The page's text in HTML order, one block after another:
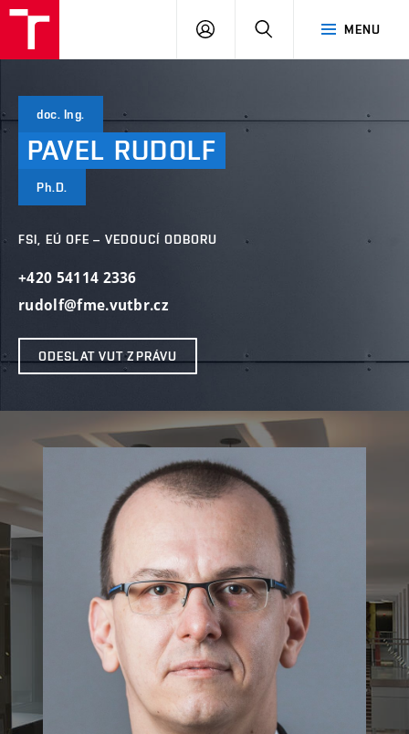
MENU
PŘIHLÁSIT
doc. Ing.
PAVEL RUDOLF
Ph.D.
FSI, EÚ OFE – VEDOUCÍ ODBORU
+420 54114 2336
rudolf@fme.vutbr.cz
ODESLAT VUT ZPRÁVU